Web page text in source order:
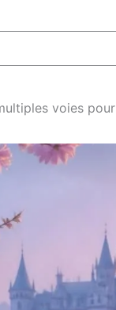
voies